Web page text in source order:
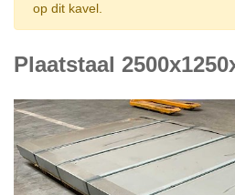
op dit kavel.
Plaatstaal